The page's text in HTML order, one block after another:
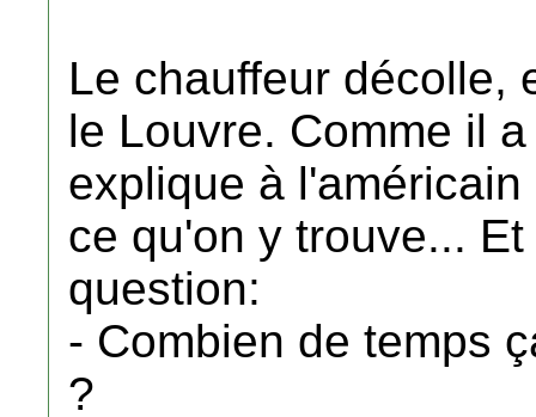
Le chauffeur décolle,
le Louvre. Comme il
explique à
ce qu'on y trouve...
question:
- Combien de temps
?